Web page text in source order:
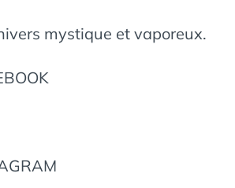
mystique et vaporeux.